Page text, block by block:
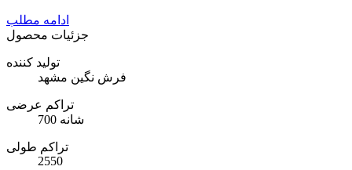
ادامه مطلب
جزئیات محصول
تولید کننده
فرش نگین مشهد
تراکم عرضی
700 شانه
تراکم طولی
2550